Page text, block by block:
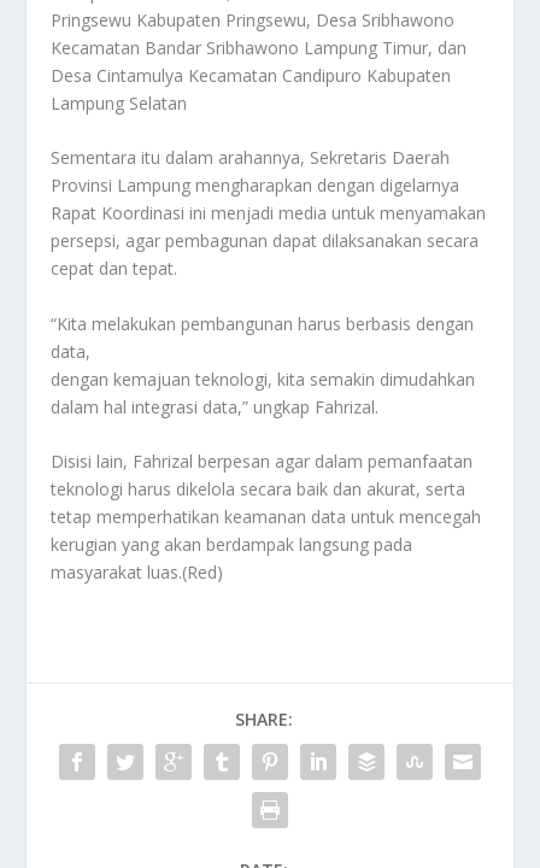
Pringsewu Kabupaten Pringsewu, Desa Sribhawono
Kecamatan Bandar Sribhawono Lampung Timur, dan
Desa Cintamulya Kecamatan Candipuro Kabupaten
Lampung Selatan
Sementara itu dalam arahannya, Sekretaris Daerah
Provinsi Lampung mengharapkan dengan digelarnya
Rapat Koordinasi ini menjadi media untuk menyamakan
persepsi, agar pembagunan dapat dilaksanakan secara
cepat dan tepat.
“Kita melakukan pembangunan harus berbasis dengan
data,
dengan kemajuan teknologi, kita semakin dimudahkan
dalam hal integrasi data,” ungkap Fahrizal.
Disisi lain, Fahrizal berpesan agar dalam pemanfaatan
teknologi harus dikelola secara baik dan akurat, serta
tetap memperhatikan keamanan data untuk mencegah
kerugian yang akan berdampak langsung pada
masyarakat luas.(Red)
SHARE: